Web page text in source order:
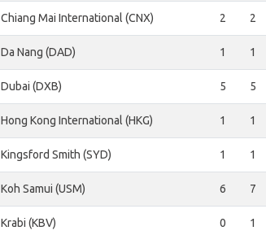
Chiang Mai International (CNX) 2 2
Da Nang (DAD) 1 1
Dubai (DXB) 5 5
Hong Kong International (HKG) 1 1
Kingsford Smith (SYD) 1 1
Koh Samui (USM) 6 7
Krabi (KBV) 0 1